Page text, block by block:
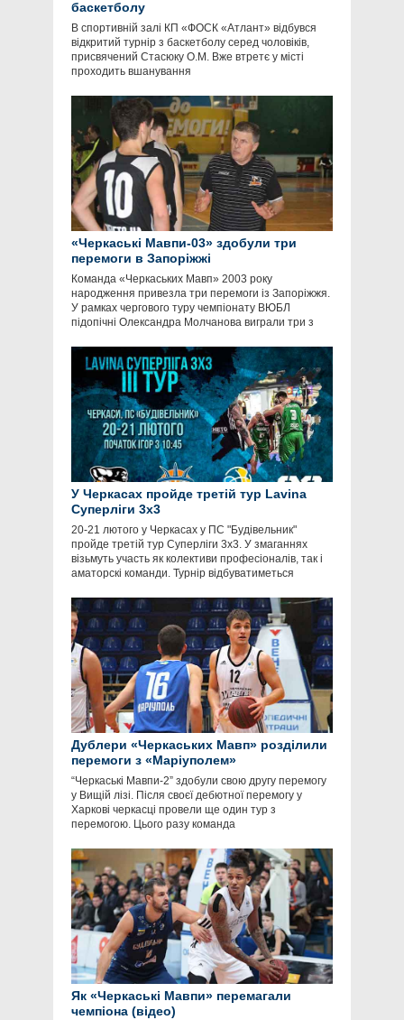
баскетболу
В спортивній залі КП «ФОСК «Атлант» відбувся
відкритий турнір з баскетболу серед чоловіків,
присвячений Стасюку О.М. Вже втретє у місті
проходить вшанування
«Черкаські Мавпи-03» здобули три
перемоги в Запоріжжі
Команда «Черкаських Мавп» 2003 року
народження привезла три перемоги із Запоріжжя.
У рамках чергового туру чемпіонату ВЮБЛ
підопічні Олександра Молчанова виграли три з
У Черкасах пройде третій тур Lavina
Суперліги 3х3
20-21 лютого у Черкасах у ПС "Будівельник"
пройде третій тур Суперліги 3х3. У змаганнях
візьмуть участь як колективи професіоналів, так і
аматорскі команди. Турнір відбуватиметься
Дублери «Черкаських Мавп» розділили
перемоги з «Маріуполем»
“Черкаські Мавпи-2” здобули свою другу перемогу
у Вищій лізі. Після своєї дебютної перемогу у
Харкові черкасці провели ще один тур з
перемогою. Цього разу команда
Як «Черкаські Мавпи» перемагали
чемпіона (відео)